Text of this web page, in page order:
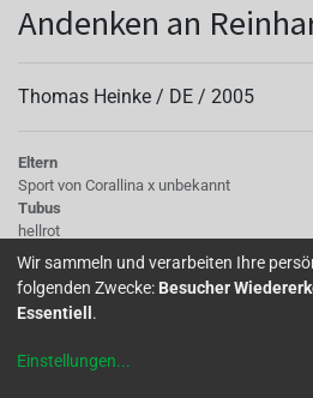
Andenken an
Thomas Heinke / DE / 2005
Eltern
Sport von Corallina x unbekannt
Tubus
hellrot
Sepalen
breit hellrot
Korolle/Petalen
dunkelviolettblau
einfach
Wir sammeln und verarbeiten Ihre
folgenden Zwecke: Besucher
Essentiell .
Einstellungen...